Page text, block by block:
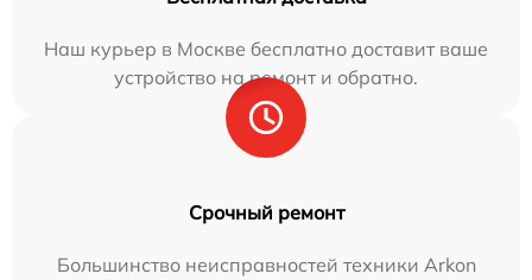
Наш курьер в Москве бесплатно доставит ваше
устройство на ремонт и обратно.
Срочный ремонт
Большинство неисправностей техники Arkon